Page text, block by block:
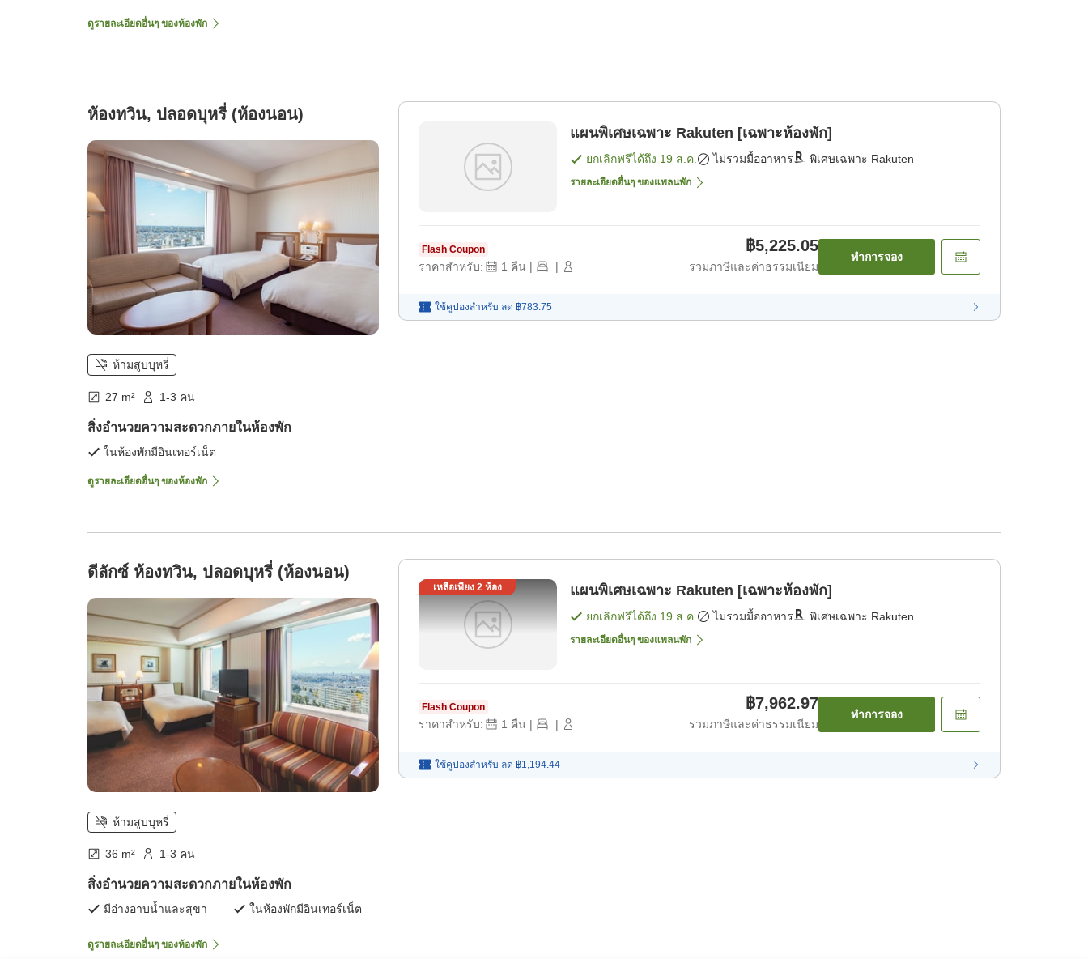
ดูรายละเอียดอื่นๆ ของห้องพัก
ห้องทวิน, ปลอดบุหรี่ (ห้องนอน)
ห้ามสูบบุหรี่
27 m² 1-3 คน
สิ่งอำนวยความสะดวกภายในห้องพัก
ในห้องพักมีอินเทอร์เน็ต
ดูรายละเอียดอื่นๆ ของห้องพัก
แผนพิเศษเฉพาะ Rakuten [เฉพาะห้องพัก]
ยกเลิกฟรีได้ถึง 19 ส.ค. ไม่รวมมื้ออาหาร พิเศษเฉพาะ Rakuten
รายละเอียดอื่นๆ ของแพลนพัก
Flash Coupon
ราคาสำหรับ: 1 คืน | |
฿5,225.05
รวมภาษีและค่าธรรมเนียม
ทำการจอง
ใช้คูปองสำหรับ ลด ฿783.75
ดีลักซ์ ห้องทวิน, ปลอดบุหรี่ (ห้องนอน)
ห้ามสูบบุหรี่
36 m² 1-3 คน
สิ่งอำนวยความสะดวกภายในห้องพัก
มีอ่างอาบน้ำและสุขา ในห้องพักมีอินเทอร์เน็ต
ดูรายละเอียดอื่นๆ ของห้องพัก
เหลือเพียง 2 ห้อง แผนพิเศษเฉพาะ Rakuten [เฉพาะห้องพัก]
ยกเลิกฟรีได้ถึง 19 ส.ค. ไม่รวมมื้ออาหาร พิเศษเฉพาะ Rakuten
รายละเอียดอื่นๆ ของแพลนพัก
Flash Coupon
ราคาสำหรับ: 1 คืน | |
฿7,962.97
รวมภาษีและค่าธรรมเนียม
ทำการจอง
ใช้คูปองสำหรับ ลด ฿1,194.44